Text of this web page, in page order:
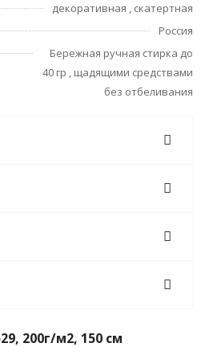
декоративная , скатертная
Россия
Бережная ручная стирка до
40 гр , щадящими средствами
без отбеливания
200г/м2, 150 см